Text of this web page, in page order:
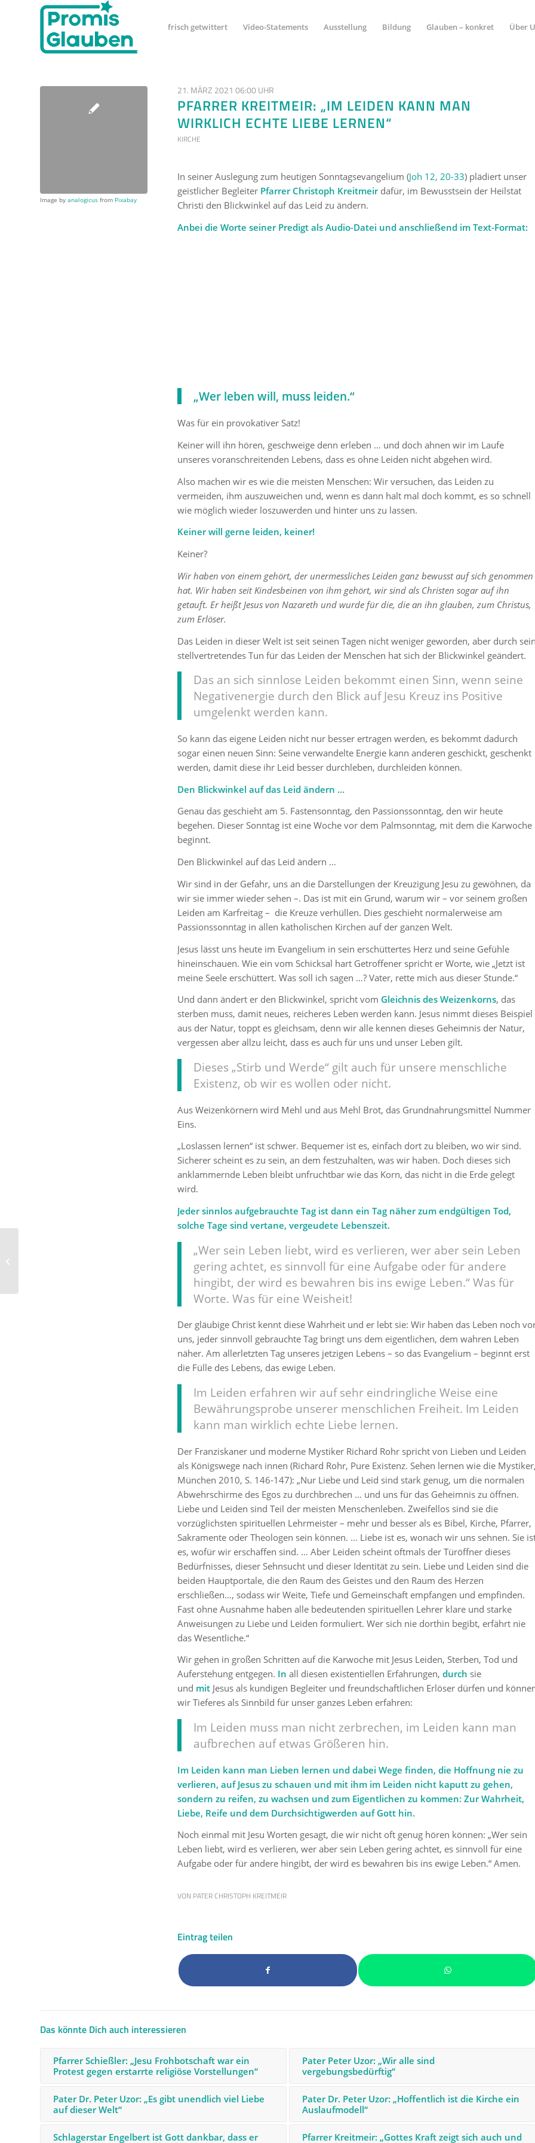
frisch getwittert Video-Statements Ausstellung Bildung Glauben – konkret Über
Image by analogicus from Pixabay
21. MÄRZ 2021 06:00 UHR
PFARRER KREITMEIR: „IM LEIDEN KANN MAN
WIRKLICH ECHTE LIEBE LERNEN“
KIRCHE
In seiner Auslegung zum heutigen Sonntagsevangelium (Joh 12, 20-33) plädiert unser
geistlicher Begleiter Pfarrer Christoph Kreitmeirdafür, im Bewusstsein der Heilstat
Christi den Blickwinkel auf das Leid zu ändern.
Anbei die Worte seiner Predigt als Audio-Datei und anschließend im Text-Format:
„Wer leben will, muss leiden.“
Was für ein provokativer Satz!
Keiner will ihn hören, geschweige denn erleben … und doch ahnen wir im Laufe
unseres voranschreitenden Lebens, dass es ohne Leiden nicht abgehen wird.
Also machen wir es wie die meisten Menschen: Wir versuchen, das Leiden zu
vermeiden, ihm auszuweichen und, wenn es dann halt mal doch kommt, es so schnell
wie möglich wieder loszuwerden und hinter uns zu lassen.
Keiner will gerne leiden, keiner!
Keiner?
Wir haben von einem gehört, der unermessliches Leiden ganz bewusst auf sich genommen
hat. Wir haben seit Kindesbeinen von ihm gehört, wir sind als Christen sogar auf ihn
getauft. Er heißt Jesus von Nazareth und wurde für die, die an ihn glauben, zum Christus,
zum Erlöser.
Das Leiden in dieser Welt ist seit seinen Tagen nicht weniger geworden, aber durch
stellvertretendes Tun für das Leiden der Menschen hat sich der Blickwinkel geändert.
Das an sich sinnlose Leiden bekommt einen Sinn, wenn seine
Negativenergie durch den Blick auf Jesu Kreuz ins Positive
umgelenkt werden kann.
So kann das eigene Leiden nicht nur besser ertragen werden, es bekommt dadurch
sogar einen neuen Sinn: Seine verwandelte Energie kann anderen geschickt, geschenkt
werden, damit diese ihr Leid besser durchleben, durchleiden können.
Den Blickwinkel auf das Leid ändern …
Genau das geschieht am 5. Fastensonntag, den Passionssonntag, den wir heute
begehen. Dieser Sonntag ist eine Woche vor dem Palmsonntag, mit dem die Karwoche
beginnt.
Den Blickwinkel auf das Leid ändern …
Wir sind in der Gefahr, uns an die Darstellungen der Kreuzigung Jesu zu gewöhnen, da
wir sie immer wieder sehen –. Das ist mit ein Grund, warum wir – vor seinem großen
Leiden am Karfreitag – die Kreuze verhüllen. Dies geschieht normalerweise am
Passionssonntag in allen katholischen Kirchen auf der ganzen Welt.
Jesus lässt uns heute im Evangelium in sein erschüttertes Herz und seine Gefühle
hineinschauen. Wie ein vom Schicksal hart Getroffener spricht er Worte, wie „Jetzt ist
meine Seele erschüttert. Was soll ich sagen …? Vater, rette mich aus dieser Stunde.“
Und dann ändert er den Blickwinkel, spricht vom Gleichnis des Weizenkorns, das
sterben muss, damit neues, reicheres Leben werden kann. Jesus nimmt dieses Beispiel
aus der Natur, toppt es gleichsam, denn wir alle kennen dieses Geheimnis der Natur,
vergessen aber allzu leicht, dass es auch für uns und unser Leben gilt.
Dieses „Stirb und Werde“ gilt auch für unsere menschliche
Existenz, ob wir es wollen oder nicht.
Aus Weizenkörnern wird Mehl und aus Mehl Brot, das Grundnahrungsmittel Nummer
Eins.
„Loslassen lernen“ ist schwer. Bequemer ist es, einfach dort zu bleiben, wo wir sind.
Sicherer scheint es zu sein, an dem festzuhalten, was wir haben. Doch dieses sich
anklammernde Leben bleibt unfruchtbar wie das Korn, das nicht in die Erde gelegt
wird.
Jeder sinnlos aufgebrauchte Tag ist dann ein Tag näher zum endgültigen Tod,
solche Tage sind vertane, vergeudete Lebenszeit.
„Wer sein Leben liebt, wird es verlieren, wer aber sein Leben
gering achtet, es sinnvoll für eine Aufgabe oder für andere
hingibt, der wird es bewahren bis ins ewige Leben.“ Was für
Worte. Was für eine Weisheit!
Der gläubige Christ kennt diese Wahrheit und er lebt sie: Wir haben das Leben noch
uns, jeder sinnvoll gebrauchte Tag bringt uns dem eigentlichen, dem wahren Leben
näher. Am allerletzten Tag unseres jetzigen Lebens – so das Evangelium – beginnt erst
die Fülle des Lebens, das ewige Leben.
Im Leiden erfahren wir auf sehr eindringliche Weise eine
Bewährungsprobe unserer menschlichen Freiheit. Im Leiden
kann man wirklich echte Liebe lernen.
Der Franziskaner und moderne Mystiker Richard Rohr spricht von Lieben und Leiden
als Königswege nach innen (Richard Rohr, Pure Existenz. Sehen lernen wie die
München 2010, S. 146-147): „Nur Liebe und Leid sind stark genug, um die normalen
Abwehrschirme des Egos zu durchbrechen … und uns für das Geheimnis zu öffnen.
Liebe und Leiden sind Teil der meisten Menschenleben. Zweifellos sind sie die
vorzüglichsten spirituellen Lehrmeister – mehr und besser als es Bibel, Kirche, Pfarrer,
Sakramente oder Theologen sein können. … Liebe ist es, wonach wir uns sehnen. Sie
es, wofür wir erschaffen sind. … Aber Leiden scheint oftmals der Türöffner dieses
Bedürfnisses, dieser Sehnsucht und dieser Identität zu sein. Liebe und Leiden sind die
beiden Hauptportale, die den Raum des Geistes und den Raum des Herzen
erschließen…, sodass wir Weite, Tiefe und Gemeinschaft empfangen und empfinden.
Fast ohne Ausnahme haben alle bedeutenden spirituellen Lehrer klare und starke
Anweisungen zu Liebe und Leiden formuliert. Wer sich nie dorthin begibt, erfährt nie
das Wesentliche.“
Wir gehen in großen Schritten auf die Karwoche mit Jesus Leiden, Sterben, Tod und
Auferstehung entgegen. In all diesen existentiellen Erfahrungen, durch sie
und mit Jesus als kundigen Begleiter und freundschaftlichen Erlöser dürfen und
wir Tieferes als Sinnbild für unser ganzes Leben erfahren:
Im Leiden muss man nicht zerbrechen, im Leiden kann man
aufbrechen auf etwas Größeren hin.
Im Leiden kann man Lieben lernen und dabei Wege finden, die Hoffnung nie zu
verlieren, auf Jesus zu schauen und mit ihm im Leiden nicht kaputt zu gehen,
sondern zu reifen, zu wachsen und zum Eigentlichen zu kommen: Zur Wahrheit,
Liebe, Reife und dem Durchsichtigwerden auf Gott hin.
Noch einmal mit Jesu Worten gesagt, die wir nicht oft genug hören können: „Wer sein
Leben liebt, wird es verlieren, wer aber sein Leben gering achtet, es sinnvoll für eine
Aufgabe oder für andere hingibt, der wird es bewahren bis ins ewige Leben.“ Amen.
VON PATER CHRISTOPH KREITMEIR
Eintrag teilen
Das könnte Dich auch interessieren
Pfarrer Schießler: „Jesu Frohbotschaft war ein
Protest gegen erstarrte religiöse Vorstellungen“
Pater Peter Uzor: „Wir alle sind
vergebungsbedürftig“
Pater Dr. Peter Uzor: „Es gibt unendlich viel Liebe
auf dieser Welt“
Pater Dr. Peter Uzor: „Hoffent­lich ist die Kirche ein
Auslaufmodell“
Schlagerstar Engelbert ist Gott dankbar, dass er
Pfarrer Kreitmeir: „Gottes Kraft zeigt sich auch und